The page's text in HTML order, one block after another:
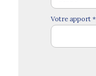
Votre apport *